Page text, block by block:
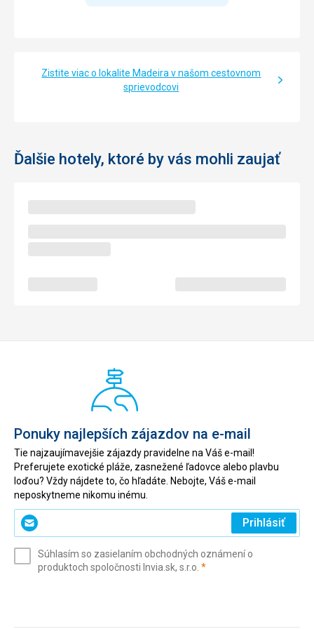
Zistite viac o lokalite Madeira v našom cestovnom
sprievodcovi
Ďalšie hotely, ktoré by vás mohli zaujať
Ponuky najlepších zájazdov na e-mail
Tie najzaujímavejšie zájazdy pravidelne na Váš e-mail!
Preferujete exotické pláže, zasnežené ľadovce alebo plavbu
loďou? Vždy nájdete to, čo hľadáte. Nebojte, Váš e-mail
neposkytneme nikomu inému.
Zadajte
svoj
(povinné)
Prihlásiť
Súhlasím so zasielaním obchodných oznámení o
produktoch spoločnosti Invia.sk, s.r.o. *(povinné)